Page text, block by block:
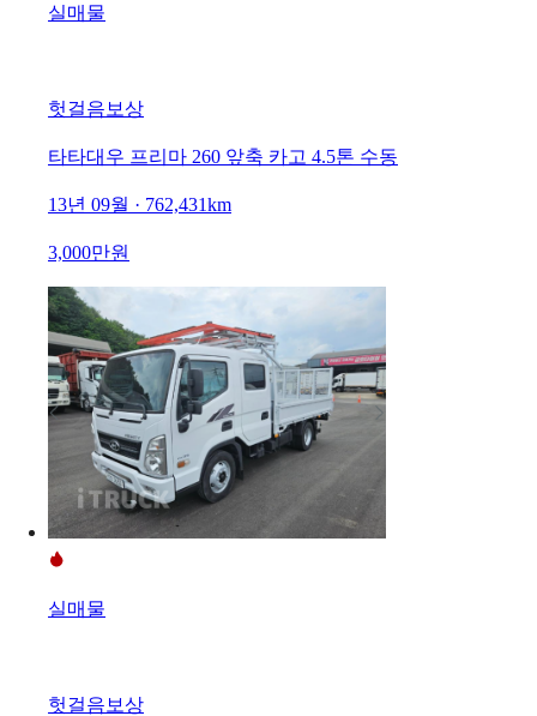
실매물
헛걸음보상
타타대우 프리마 260 앞축 카고 4.5톤 수동
13년 09월 · 762,431km
3,000만원
실매물
헛걸음보상